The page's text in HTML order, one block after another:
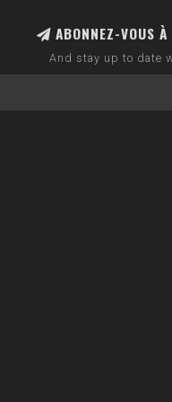
ABONNEZ-VOUS À
And stay up to date